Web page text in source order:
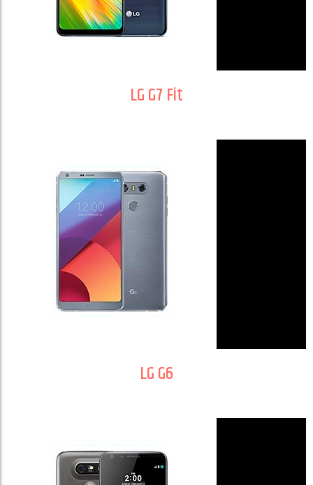
LG G7 Fit
LG G6